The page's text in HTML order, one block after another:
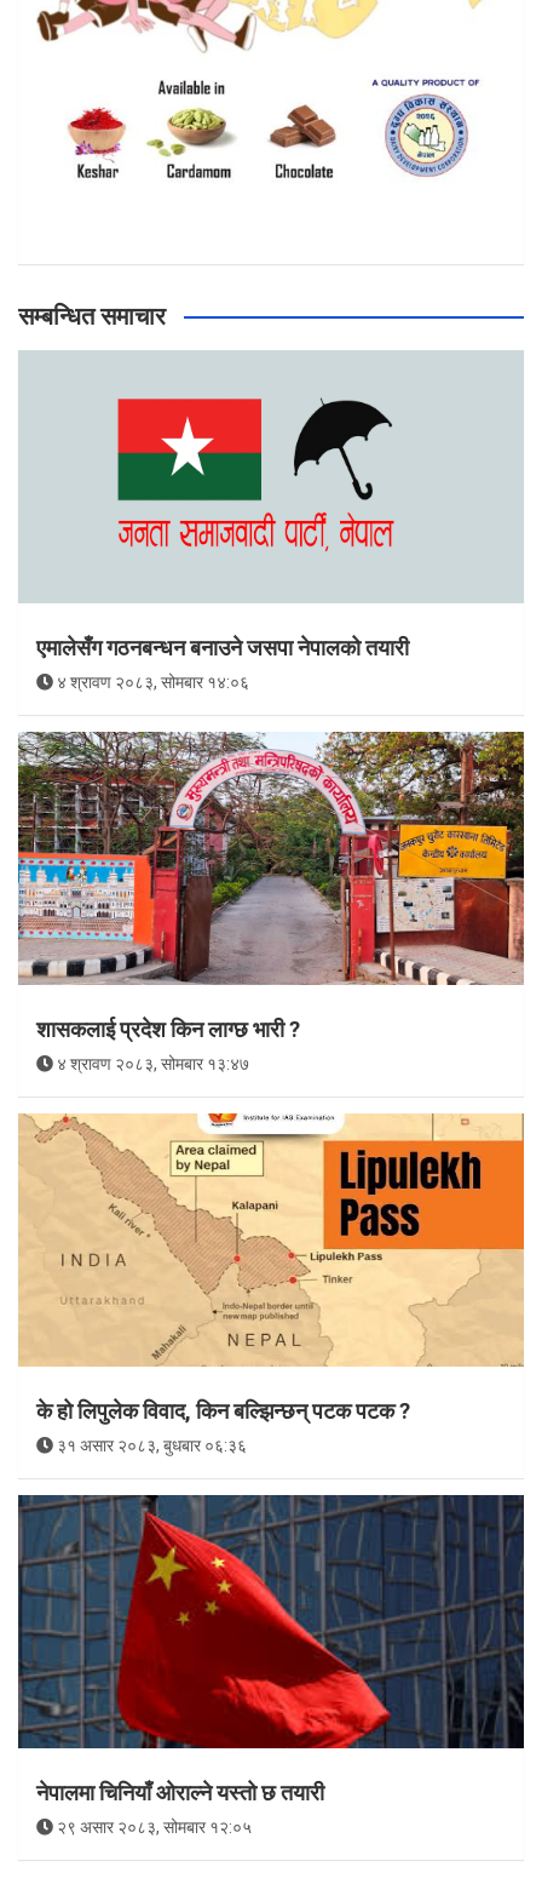
सम्बन्धित समाचार
एमालेसँग गठनबन्धन बनाउने जसपा नेपालको तयारी
४ श्रावण २०८३, सोमबार १४:०६
शासकलाई प्रदेश किन लाग्छ भारी ?
४ श्रावण २०८३, सोमबार १३:४७
के हो लिपुलेक विवाद, किन बल्झिन्छन् पटक पटक ?
३१ असार २०८३, बुधबार ०६:३६
नेपालमा चिनियाँ ओराल्ने यस्तो छ तयारी
२९ असार २०८३, सोमबार १२:०५